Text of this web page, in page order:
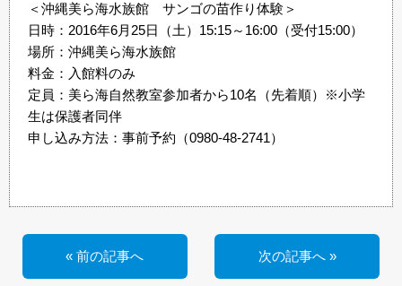
＜沖縄美ら海水族館 サンゴの苗作り体験＞
日時：2016年6月25日（土）15:15～16:00（受付15:00）
場所：沖縄美ら海水族館
料金：入館料のみ
定員：美ら海自然教室参加者から10名（先着順）※小学
生は保護者同伴
申し込み方法：事前予約（0980-48-2741）
« 前の記事へ 次の記事へ »